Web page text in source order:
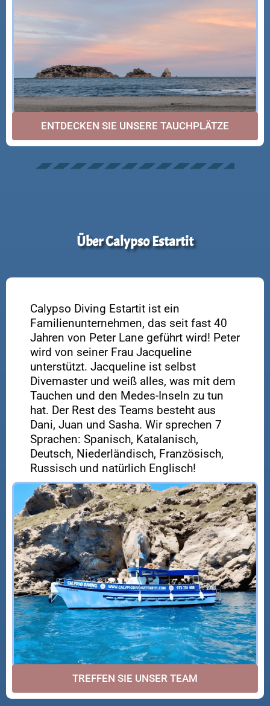
ENTDECKEN SIE UNSERE TAUCHPLÄTZE
Über Calypso Estartit
Calypso Diving Estartit ist ein
Familienunternehmen, das seit fast 40
Jahren von Peter Lane geführt wird! Peter
wird von seiner Frau Jacqueline
unterstützt. Jacqueline ist selbst
Divemaster und weiß alles, was mit dem
Tauchen und den Medes-Inseln zu tun
hat. Der Rest des Teams besteht aus
Dani, Juan und Sasha. Wir sprechen 7
Sprachen: Spanisch, Katalanisch,
Deutsch, Niederländisch, Französisch,
Russisch und natürlich Englisch!
TREFFEN SIE UNSER TEAM